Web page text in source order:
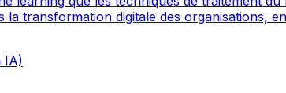
transformation digitale des organisations,
IA)